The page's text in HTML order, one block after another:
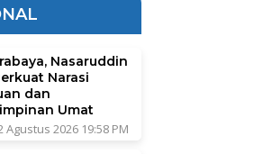
Nasaruddin
Narasi
dan
Umat
Agustus 2026 19:58 PM